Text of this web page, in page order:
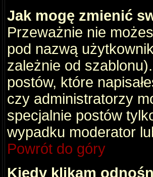
Jak mogę zmienić
Przeważnie nie
pod nazwą
zależnie od
postów, które
czy administratorzy
specjalnie postów
wypadku moderator
Powrót do góry
Kiedy klikam